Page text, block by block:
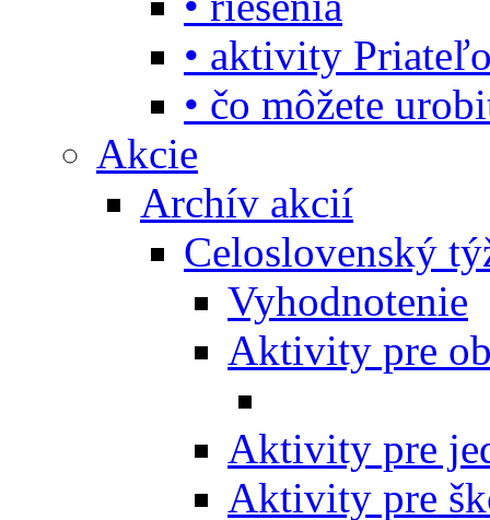
• aktivity
• čo môžete
Akcie
Archív akcií
Celoslovenský
Vyhodnotenie
Aktivity pre
Aktivity pre
Aktivity pre